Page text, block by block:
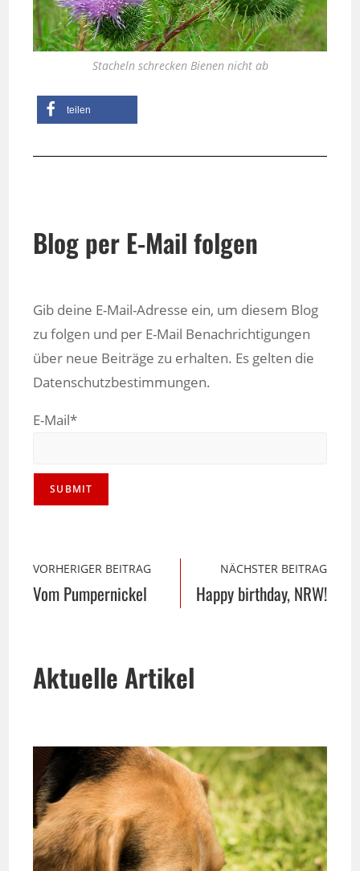
Stacheln schrecken Bienen nicht ab
teilen
Blog per E-Mail folgen
Gib deine E-Mail-Adresse ein, um diesem Blog
zu folgen und per E-Mail Benachrichtigungen
über neue Beiträge zu erhalten. Es gelten die
Datenschutzbestimmungen.
E-Mail*
VORHERIGER BEITRAG
Vom Pumpernickel
NÄCHSTER BEITRAG
Happy birthday, NRW!
Aktuelle Artikel